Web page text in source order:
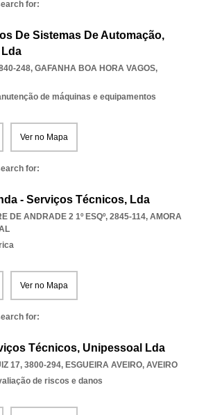
for:
De Sistemas De Automação,
248, GAFANHA BOA HORA VAGOS,
de máquinas e equipamentos
Ver no Mapa
for:
- Serviços Técnicos, Lda
DE ANDRADE 2 1º ESQº, 2845-114, AMORA
Ver no Mapa
for:
Técnicos, Unipessoal Lda
17, 3800-294, ESGUEIRA AVEIRO, AVEIRO
de riscos e danos